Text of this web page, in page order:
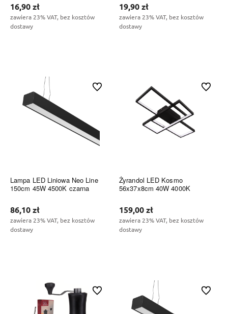
16,90 zł
zawiera 23% VAT, bez kosztów
dostawy
19,90 zł
zawiera 23% VAT, bez kosztów
dostawy
Lampa LED Liniowa Neo Line
150cm 45W 4500K czarna
86,10 zł
zawiera 23% VAT, bez kosztów
dostawy
Do ulubionych
Żyrandol LED Kosmo
56x37x8cm 40W 4000K
159,00 zł
zawiera 23% VAT, bez kosztów
dostawy
Do
Do ulubionych Do